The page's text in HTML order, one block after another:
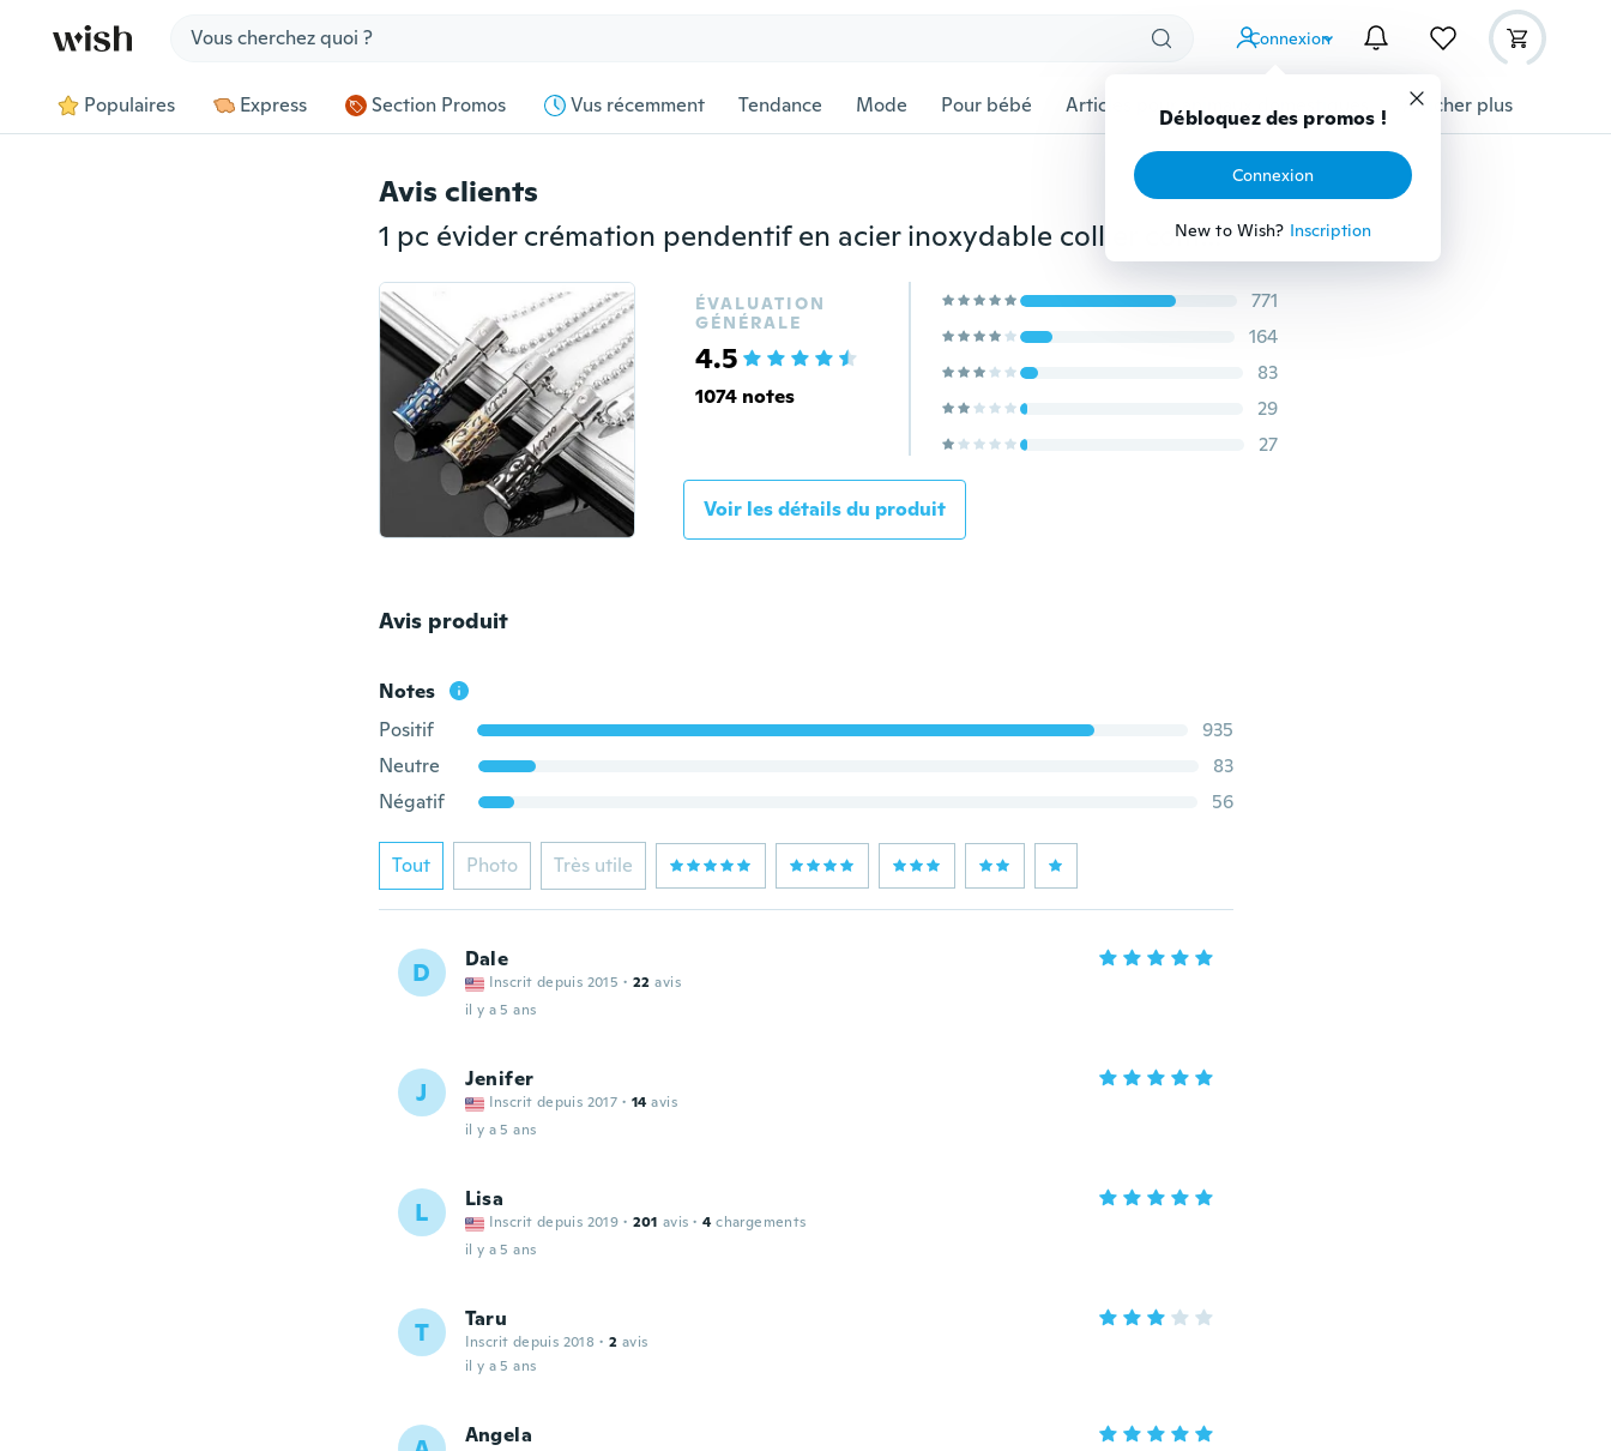
Connexion
Débloquez des promos !
Connexion
New to Wish? Inscription
Populaires Express Section Promos Vus récemment Tendance Mode Pour bébé Articles pour animaux domestiques Afficher plus
Avis clients
1 pc évider crémation pendentif en acier inoxydable collier commémoratif urne
ÉVALUATION
GÉNÉRALE
4.5
1074 notes
771
164
83
29
27
Voir les détails du produit
Avis produit
Notes
Positif
935
Neutre
83
Négatif
56
Tout Photo Très utile
D Dale
Inscrit depuis 2015 · 22 avis
il y a 5 ans
J Jenifer
Inscrit depuis 2017 · 14 avis
il y a 5 ans
L Lisa
Inscrit depuis 2019 · 201 avis · 4 chargements
il y a 5 ans
T Taru
Inscrit depuis 2018 · 2 avis
il y a 5 ans
Angela